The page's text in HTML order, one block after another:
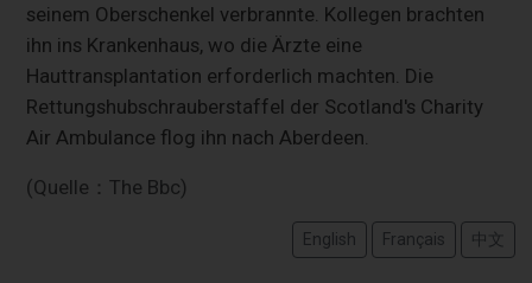
seinem Oberschenkel verbrannte. Kollegen brachten
ihn ins Krankenhaus, wo die Ärzte eine
Hauttransplantation erforderlich machten. Die
Rettungshubschrauberstaffel der Scotland's Charity
Air Ambulance flog ihn nach Aberdeen.
(Quelle：The Bbc)
English Français 中文